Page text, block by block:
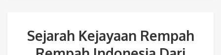
Sejarah Kejayaan Rempah